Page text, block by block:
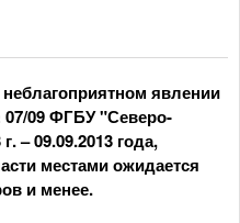
явлении
09 ФГБУ "Северо-
– 09.09.2013 года,
местами ожидается
и менее.